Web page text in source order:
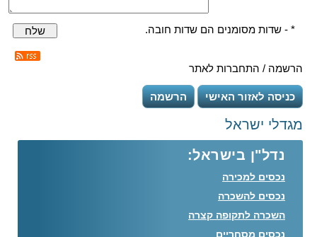
* - שדות מסומנים הם שדות חובה. שלח
הרשמה / התחברות לאתר
כניסה לאזור האישי הרשמה
מגדלי ישראל
נדל"ן בישראל:
נכסים למכירה
נכסים להשכרה
השכרה לתקופה קצרה
נכסים מסחריים